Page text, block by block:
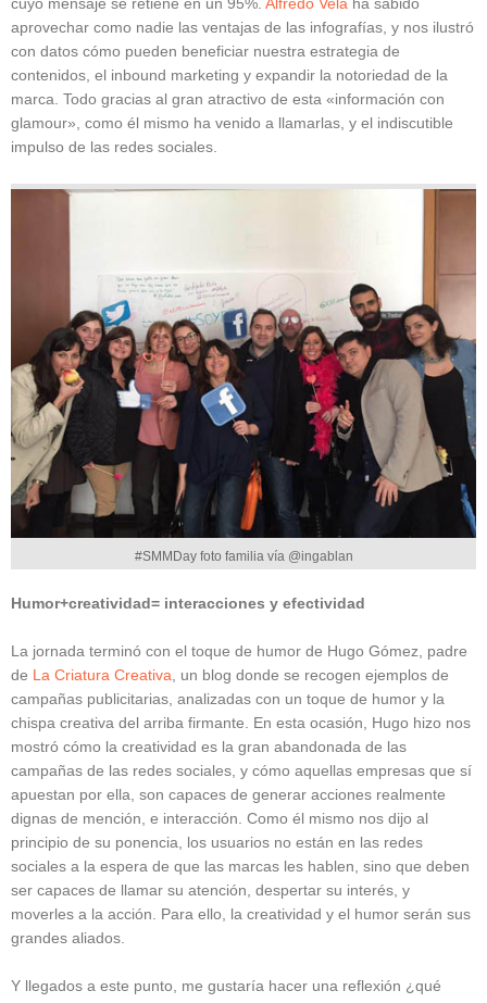
aprovechar como nadie las ventajas de las infografías, y nos ilustró
con datos cómo pueden beneficiar nuestra estrategia de
contenidos, el inbound marketing y expandir la notoriedad de la
marca. Todo gracias al gran atractivo de esta «información con
glamour», como él mismo ha venido a llamarlas, y el indiscutible
impulso de las redes sociales.
#SMMDay foto familia vía @ingablan
Humor+creatividad= interacciones y efectividad
La jornada terminó con el toque de humor de Hugo Gómez, padre
de La Criatura Creativa , un blog donde se recogen ejemplos de
campañas publicitarias, analizadas con un toque de humor y la
chispa creativa del arriba firmante. En esta ocasión, Hugo hizo nos
mostró cómo la creatividad es la gran abandonada de las
campañas de las redes sociales, y cómo aquellas empresas que sí
apuestan por ella, son capaces de generar acciones realmente
dignas de mención, e interacción. Como él mismo nos dijo al
principio de su ponencia, los usuarios no están en las redes
sociales a la espera de que las marcas les hablen, sino que deben
ser capaces de llamar su atención, despertar su interés, y
moverles a la acción. Para ello, la creatividad y el humor serán sus
grandes aliados.
Y llegados a este punto, me gustaría hacer una reflexión ¿qué